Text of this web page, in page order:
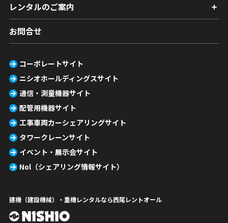
レンタルのご案内
お問合せ
コーポレートサイト
ニシオホールディングスサイト
通信・測量機器サイト
配管用機器サイト
工事車両カーシェアリングサイト
タワークレーンサイト
イベント・展示会サイト
Nol（シェアリング情報サイト）
建機（建設機械）・重機レンタルなら西尾レントオール